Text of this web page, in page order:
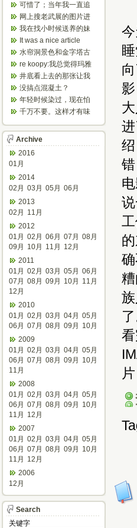
片
可惜了；当年我一直追
着这个，看博主夫妇一
步步在多伦...
网上搜老武展的图片进
来了，一晃是你十年前
的帖子，时...
我在找小时候送养的妹
妹，有人QQ找我说找到
了匹配的...
It was a nice article
and...
水帘洞景色和金字塔古
迹都不错。
re koopy:我总觉得玛雅
人见过外星人。不然哪...
井底看上去的那张让我
想起了蝙蝠侠。。下棋
那张会不会...
没搞点混凝土？
年轻时候染过，现在怕
伤头发不敢染了。不过
千万不要。这样才有味
气场。
Archive
2016
01月
2014
02月 03月 05月 06月
2013
02月
11月
2012
01月 02月 06月 07月 08月
09月
10月 11月
12月
2011
01月 02月 03月 05月 06月
07月 08月 09月 10月
11月
12月
2010
01月 02月 03月 04月 05月
06月 07月 08月 09月
10月
2009
01月 02月 03月 04月 05月
06月 07月 08月 09月
10月
11月
2008
01月 02月 03月 04月 05月
06月 07月 08月 09月
10月
11月
12月
2007
01月 02月 03月 04月 05月
06月 07月 08月 09月
10月
11月
12月
2006
12月
Search
关键字